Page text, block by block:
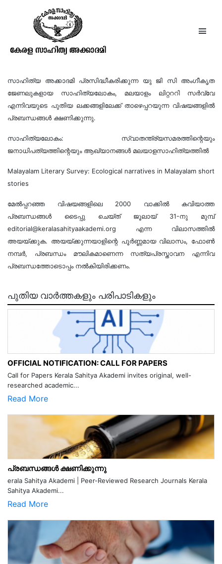
പ്രബന്ധങ്ങൾ ക്ഷണിക്കുന്നു
സാഹിത്യ അക്കാദമി പ്രസിദ്ധീകരിക്കുന്ന യു ജി സി അംഗീകൃത
ജേണലുകളായ സാഹിത്യലോകം, മലയാളം ലിറ്റററി സർവ്വേ
എന്നിവയുടെ പുതിയ ലക്കങ്ങളിലേക്ക് താഴെപ്പറയുന്ന വിഷയങ്ങളിൽ
പ്രബന്ധങ്ങൾ ക്ഷണിക്കുന്നു.
സാഹിത്യലോകം: സ്വാതന്ത്ര്യസമരത്തിന്റെയും
ജനാധിപത്യത്തിന്റെയും ആഖ്യാനങ്ങൾ മലയാളസാഹിത്യത്തിൽ
Malayalam Literary Survey: Ecological narratives in Malayalam short
stories
മേൽപ്പറഞ്ഞ വിഷയങ്ങളിലെ 2000 വാക്കിൽ കവിയാത്ത
പ്രബന്ധങ്ങൾ ടൈപ്പു ചെയ്ത് ജൂലായ് 31-നു മുമ്പ്
editorial@keralasahityaakademi.org എന്ന വിലാസത്തിൽ
അയയ്ക്കുക. അയയ്ക്കുന്നയാളിന്റെ പൂർണ്ണമായ വിലാസം, ഫോൺ
നമ്പർ, പ്രബന്ധം മൗലികമാണെന്ന സത്യപ്രസ്താവന എന്നിവ
പ്രബന്ധത്തോടൊപ്പം നൽകിയിരിക്കണം.
പുതിയ വാർത്തകളും പരിപാടികളും
OFFICIAL NOTIFICATION: CALL FOR PAPERS
Call for Papers Kerala Sahitya Akademi invites original, well-
researched academic...
Read More
പ്രബന്ധങ്ങൾ ക്ഷണിക്കുന്നു
erala Sahitya Akademi | Peer-Reviewed Research Journals Kerala
Sahitya Akademi...
Read More